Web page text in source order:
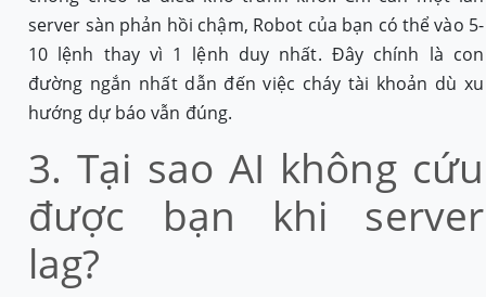
server sàn phản hồi chậm, Robot của bạn có thể vào 5-
10 lệnh thay vì 1 lệnh duy nhất. Đây chính là con
đường ngắn nhất dẫn đến việc cháy tài khoản dù xu
hướng dự báo vẫn đúng.
3. Tại sao AI không cứu
được bạn khi server
lag?